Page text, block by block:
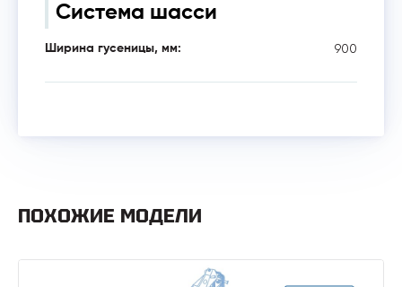
Система шасси
Ширина гусеницы, мм: 900
ПОХОЖИЕ МОДЕЛИ